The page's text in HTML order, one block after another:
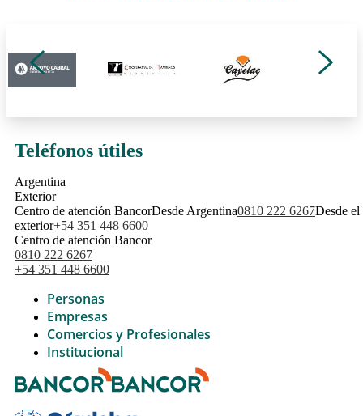
Teléfonos útiles
Argentina
Exterior
Centro de atención BancorDesde Argentina0810 222 6267Desde el
exterior+54 351 448 6600
Centro de atención Bancor
0810 222 6267
+54 351 448 6600
Personas
Empresas
Comercios y Profesionales
Institucional